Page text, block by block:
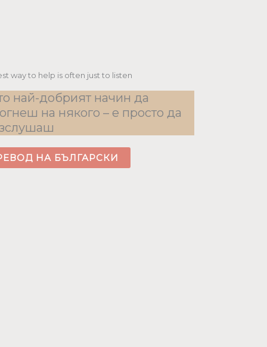
way to help is often just to listen
най-добрият начин да
на някого – е просто да
НА БЪЛГАРСКИ